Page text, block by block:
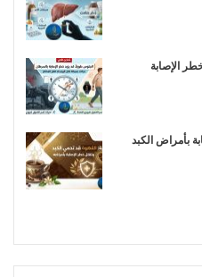
الإصابة
بأمراض الكبد